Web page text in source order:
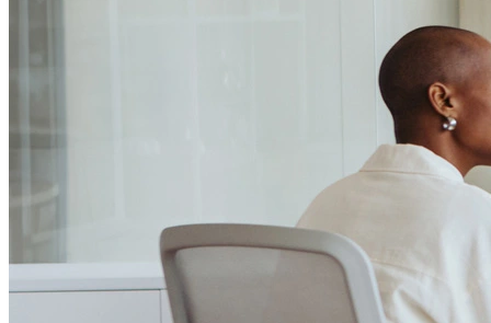
Institucional
Código Corporativo de Conduta Ética
Compromisso com o Meio Ambiente
Educação Financeira
Governança Corporativa
Política de Prevenção à Lavagem de Dinheiro
Política de Privacidade